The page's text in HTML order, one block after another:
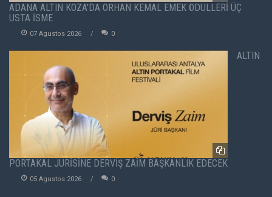
ADANA ALTIN KOZA'DA ORHAN KEMAL EMEK ÖDÜLLERİ ÜÇ
USTA İSME
07 Agustos 2026 0
ALTIN
PORTAKAL JÜRİSİNE DERVİŞ ZAİM BAŞKANLIK EDECEK
05 Agustos 2026 0